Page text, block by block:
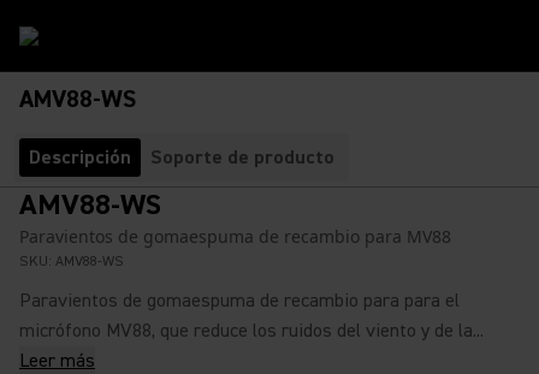
AMV88-WS
Descripción Soporte de producto
AMV88-WS
Paravientos de gomaespuma de recambio para MV88
SKU: AMV88-WS
Paravientos de gomaespuma de recambio para para el
micrófono MV88, que reduce los ruidos del viento y de la...
Leer más